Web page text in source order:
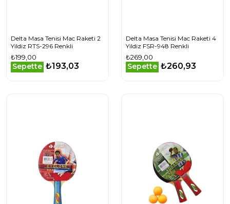
Delta Masa Tenisi Mac Raketi 2
Yildiz RTS-296 Renkli
₺199,00
Sepette ₺193,03
Delta Masa Tenisi Mac Raketi 4
Yildiz FSR-948 Renkli
₺269,00
Sepette ₺260,93